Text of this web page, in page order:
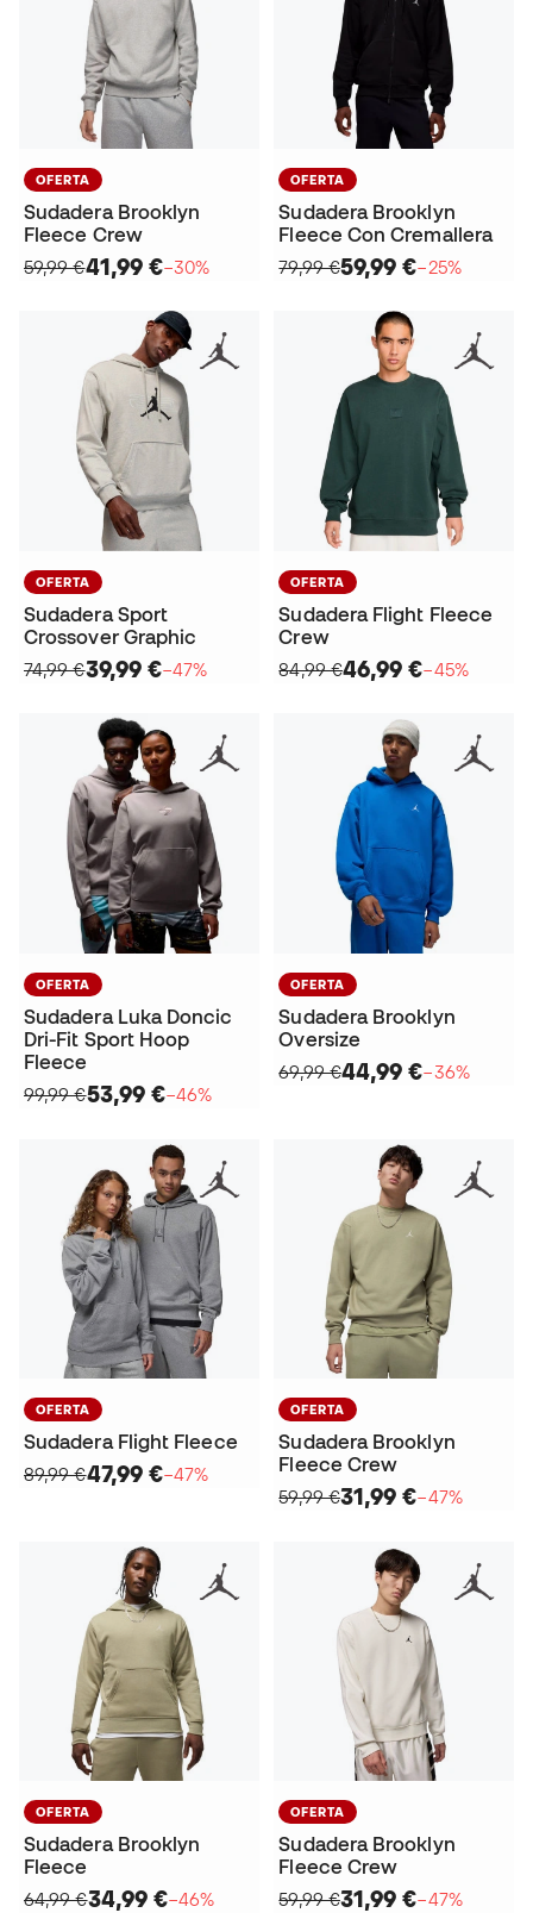
OFERTA
Sudadera Brooklyn
Fleece Crew
59,99 €41,99 €−30%
OFERTA
Sudadera Brooklyn
Fleece Con Cremallera
79,99 €59,99 €−25%
OFERTA
Sudadera Sport
Crossover Graphic
74,99 €39,99 €−47%
OFERTA
Sudadera Flight Fleece
Crew
84,99 €46,99 €−45%
OFERTA
Sudadera Luka Doncic
Dri-Fit Sport Hoop
Fleece
99,99 €53,99 €−46%
OFERTA
Sudadera Brooklyn
Oversize
69,99 €44,99 €−36%
OFERTA
Sudadera Flight Fleece
89,99 €47,99 €−47%
OFERTA
Sudadera Brooklyn
Fleece Crew
59,99 €31,99 €−47%
OFERTA
Sudadera Brooklyn
Fleece
64,99 €34,99 €−46%
OFERTA
Sudadera Brooklyn
Fleece Crew
59,99 €31,99 €−47%